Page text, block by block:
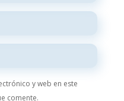
y web en este
comente.